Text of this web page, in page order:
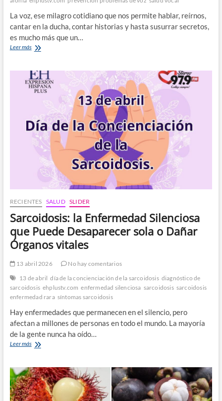
La voz, ese milagro cotidiano que nos permite hablar, reírnos,
cantar en la ducha, contar historias y hasta susurrar secretos,
es mucho más que un…
Leer másDía
la
Voz
(¿Sabías
Brasil?)
7
Consejos
Mantenerla
RECIENTES SALUD SLIDER
Sarcoidosis: la Enfermedad Silenciosa
que Puede Desaparecer sola o Dañar
Órganos vitales
13 abril 2026
No hay comentarios
13 de abril día de la concienciación de la sarcoidosis diagnóstico de
sarcoidosis ehplustv.com enfermedad silenciosa sarcoidosis sarcoidosis
enfermedad rara síntomas sarcoidosis
Hay enfermedades que permanecen en el silencio, pero
afectan a millones de personas en todo el mundo. La mayoría
de la gente nunca ha oído…
Leer másSarcoidosis:
Silenciosa
que
Puede
Desaparecer